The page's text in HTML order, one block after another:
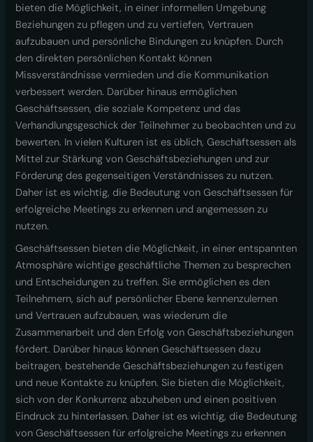
bieten die Möglichkeit, in einer informellen Umgebung
Beziehungen zu pflegen und zu vertiefen, Vertrauen
aufzubauen und persönliche Bindungen zu knüpfen. Durch
den direkten persönlichen Kontakt können
Missverständnisse vermieden und die Kommunikation
verbessert werden. Darüber hinaus ermöglichen
Geschäftsessen, die soziale Kompetenz und das
Verhandlungsgeschick der Teilnehmer zu beobachten und zu
bewerten. In vielen Kulturen ist es üblich, Geschäftsessen als
Mittel zur Stärkung von Geschäftsbeziehungen und zur
Förderung des gegenseitigen Verständnisses zu nutzen.
Daher ist es wichtig, die Bedeutung von Geschäftsessen für
erfolgreiche Meetings zu erkennen und angemessen zu
nutzen.
Geschäftsessen bieten die Möglichkeit, in einer entspannten
Atmosphäre wichtige geschäftliche Themen zu besprechen
und Entscheidungen zu treffen. Sie ermöglichen es den
Teilnehmern, sich auf persönlicher Ebene kennenzulernen
und Vertrauen aufzubauen, was wiederum die
Zusammenarbeit und den Erfolg von Geschäftsbeziehungen
fördert. Darüber hinaus können Geschäftsessen dazu
beitragen, bestehende Geschäftsbeziehungen zu festigen
und neue Kontakte zu knüpfen. Sie bieten die Möglichkeit,
sich von der Konkurrenz abzuheben und einen positiven
Eindruck zu hinterlassen. Daher ist es wichtig, die Bedeutung
von Geschäftsessen für erfolgreiche Meetings zu erkennen